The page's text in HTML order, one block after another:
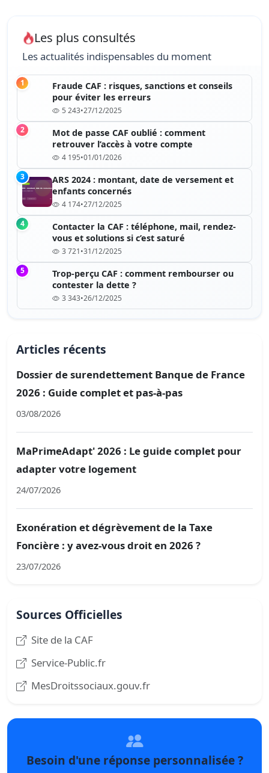
Les plus consultés
Les actualités indispensables du moment
1
Fraude CAF : risques, sanctions et conseils
pour éviter les erreurs
5 243•27/12/2025
2
Mot de passe CAF oublié : comment
retrouver l’accès à votre compte
4 195•01/01/2026
3
ARS 2024 : montant, date de versement et
enfants concernés
4 174•27/12/2025
4
Contacter la CAF : téléphone, mail, rendez-
vous et solutions si c’est saturé
3 721•31/12/2025
5
Trop-perçu CAF : comment rembourser ou
contester la dette ?
3 343•26/12/2025
Articles récents
Dossier de surendettement Banque de France
2026 : Guide complet et pas-à-pas
03/08/2026
MaPrimeAdapt' 2026 : Le guide complet pour
adapter votre logement
24/07/2026
Exonération et dégrèvement de la Taxe
Foncière : y avez-vous droit en 2026 ?
23/07/2026
Sources Officielles
Site de la CAF
Service-Public.fr
MesDroitssociaux.gouv.fr
Besoin d'une réponse personnalisée ?